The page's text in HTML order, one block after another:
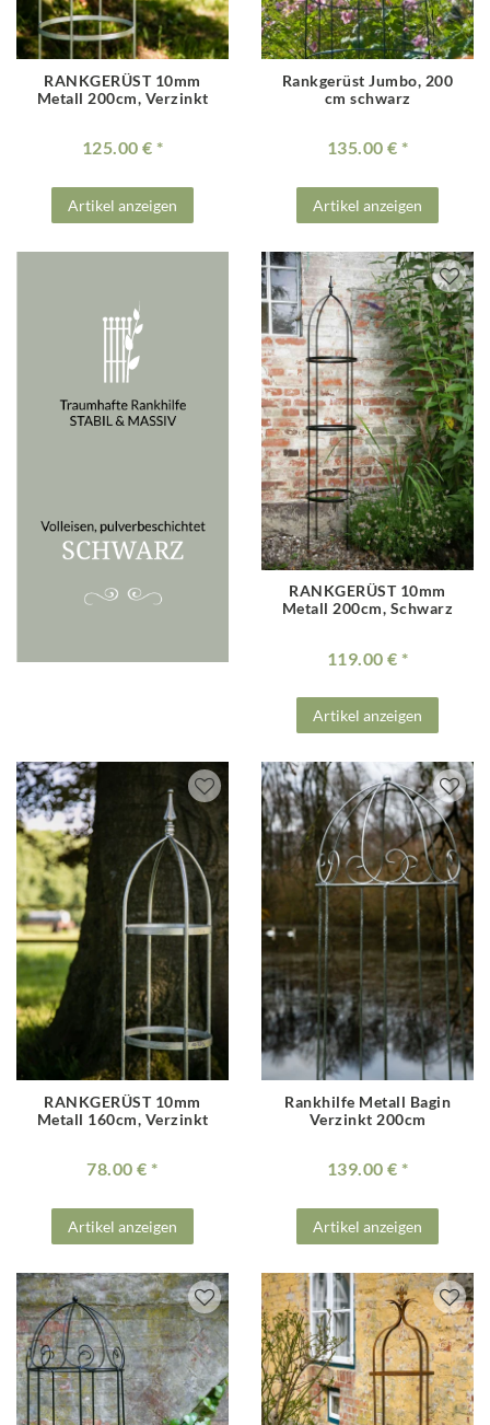
RANKGERÜST 10mm
Metall 200cm, Verzinkt
125.00 €
Artikel anzeigen
Rankgerüst Jumbo, 200
cm schwarz
135.00 €
Artikel anzeigen
RANKGERÜST 10mm
Metall 200cm, Schwarz
119.00 €
Artikel anzeigen
RANKGERÜST 10mm
Metall 160cm, Verzinkt
78.00 €
Artikel anzeigen
Rankhilfe Metall Bagin
Verzinkt 200cm
139.00 €
Artikel anzeigen